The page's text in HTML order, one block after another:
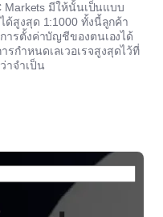
Markets มีให้นั้นเป็นแบบ
ด้สูงสุด 1:1000 ทั้งนี้ลูกค้า
ารตั้งค่าบัญชีของตนเองได้
กำหนดเลเวอเรจสูงสุดไว้ที่
าจำเป็น